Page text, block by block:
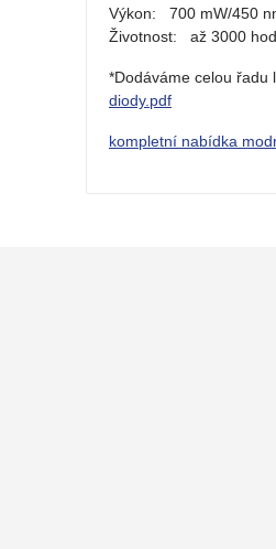
Výkon: 700 mW/450
Životnost: až 3000
*Dodáváme celou řadu
diody.pdf
kompletní nabídka